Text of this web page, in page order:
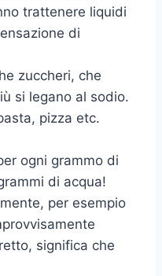
trattenere liquidi
di
zuccheri, che
si legano al sodio.
pizza etc.
ogni grammo di
di acqua!
per esempio
significa che